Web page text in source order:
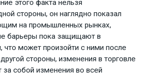
этого факта нельзя
стороны, он наглядно показал
на промышленных рынках,
барьеры пока защищают в
что может произойти с ними после
стороны, изменения в торговле
за собой изменения во всей